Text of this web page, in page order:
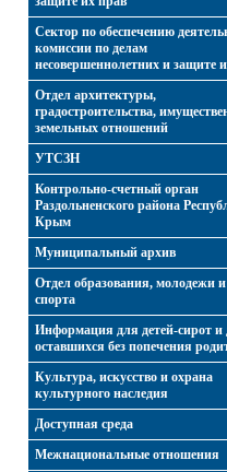
Сектор по обеспечению
комиссии по делам
несовершеннолетних и защите
Отдел архитектуры,
градостроительства,
земельных отношений
УТСЗН
Контрольно-счетный орган
Раздольненского района
Крым
Муниципальный архив
Отдел образования, молодежи и
спорта
Информация для детей-сирот и
оставшихся без попечения
Культура, искусство и охрана
культурного наследия
Доступная среда
Межнациональные отношения